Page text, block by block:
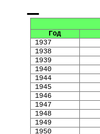
Год
1937
1938
1939
1940
1944
1945
1946
1947
1948
1949
1950